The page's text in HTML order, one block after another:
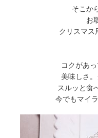
そこか
お
クリスマス
コクがあ
美味しさ
スルッと食
今でもマイ